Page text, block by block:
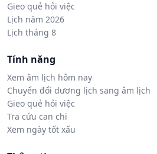
Gieo quẻ hỏi việc
Lịch năm 2026
Lịch tháng 8
Tính năng
Xem âm lịch hôm nay
Chuyển đổi dương lịch sang âm lịch
Gieo quẻ hỏi việc
Tra cứu can chi
Xem ngày tốt xấu